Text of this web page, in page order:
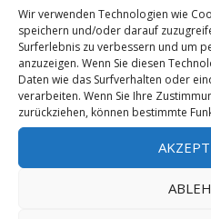
Wir verwenden Technologien wie
speichern und/oder darauf
Surferlebnis zu verbessern und um
anzuzeigen. Wenn Sie diesen
Daten wie das Surfverhalten oder
verarbeiten. Wenn Sie Ihre
zurückziehen, können bestimmte
1. August 2023